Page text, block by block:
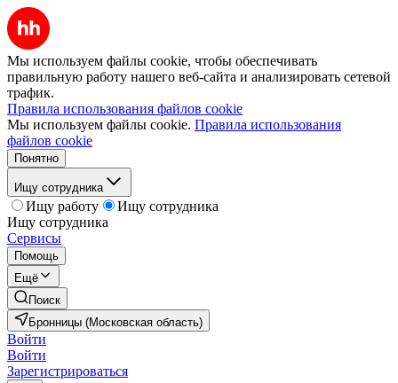
Мы используем файлы cookie, чтобы обеспечивать
правильную работу нашего веб-сайта и анализировать сетевой
трафик.
Правила использования файлов cookie
Мы используем файлы cookie. Правила использования
файлов cookie
Понятно
Ищу сотрудника
Ищу работу
Ищу сотрудника
Ищу сотрудника
Сервисы
Помощь
Ещё
Поиск
Бронницы (Московская область)
Войти
Войти
Зарегистрироваться